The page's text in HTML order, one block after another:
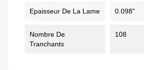
Epaisseur De La Lame 0.098"
Nombre De
Tranchants
108